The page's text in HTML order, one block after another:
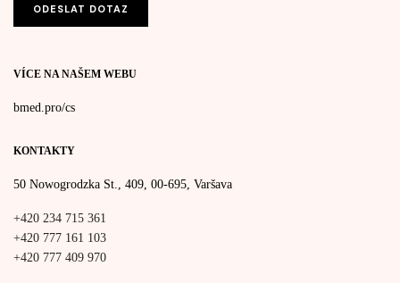
VÍCE NA NAŠEM WEBU
bmed.pro/cs
KONTAKTY
50 Nowogrodzka St., 409, 00-695, Varšava
+420 234 715 361
+420 777 161 103
+420 777 409 970